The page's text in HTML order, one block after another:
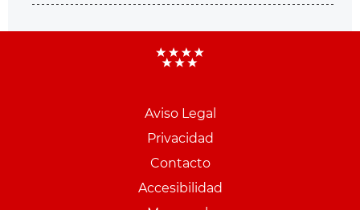
Aviso Legal
Privacidad
Contacto
Accesibilidad